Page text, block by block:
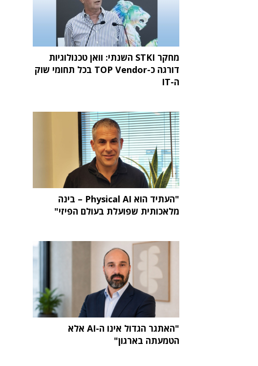
מחקר STKI השנתי: וואן טכנולוגיות
דורגה כ-TOP Vendor בכל תחומי שוק
ה-IT
"העתיד הוא Physical AI – בינה
מלאכותית שפועלת בעולם הפיזי"
"האתגר הגדול אינו ה-AI אלא
הטמעתה בארגון"